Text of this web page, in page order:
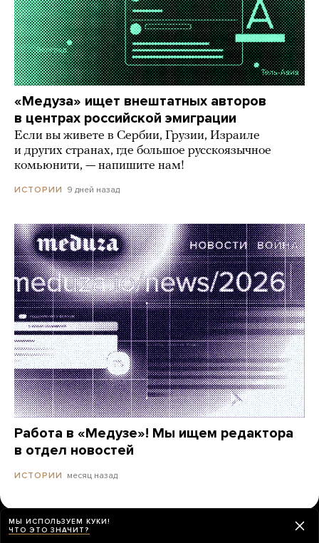
«Медуза» ищет внештатных авторов
в центрах российской эмиграции
Если вы живете в Сербии, Грузии, Израиле
и других странах, где большое русскоязычное
комьюнити, — напишите нам!
ИСТОРИИ 9 дней назад
Работа в «Медузе»! Мы ищем редактора
в отдел новостей
ИСТОРИИ месяц назад
МЫ ИСПОЛЬЗУЕМ КУКИ!
ЧТО ЭТО ЗНАЧИТ?